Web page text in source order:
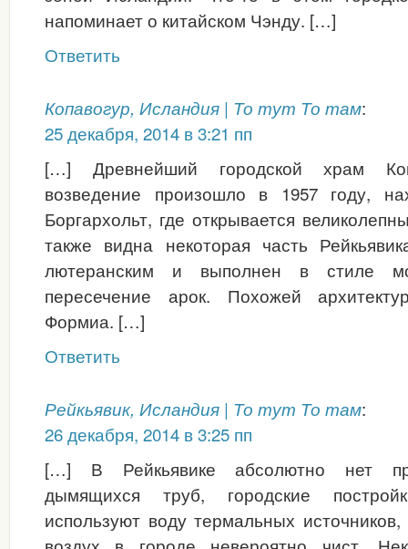
напоминает о китайском Чэнду. […]
Ответить
Копавогур, Исландия | То тут То там:
25 декабря, 2014 в 3:21 пп
[…] Древнейший городской храм
возведение произошло в 1957 году,
Боргархольт, где открывается
также видна некоторая часть
лютеранским и выполнен в стиле
пересечение арок. Похожей
Формиа. […]
Ответить
Рейкьявик, Исландия | То тут То там:
26 декабря, 2014 в 3:25 пп
[…] В Рейкьявике абсолютно нет
дымящихся труб, городские
используют воду термальных